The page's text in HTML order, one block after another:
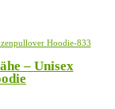
– Unisex